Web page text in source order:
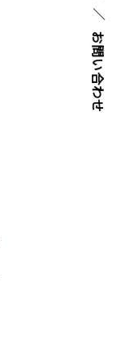
お問い
合わせ